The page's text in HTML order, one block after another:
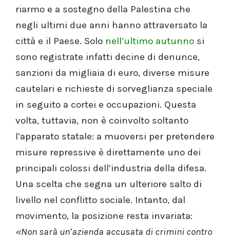
riarmo e a sostegno della Palestina che
negli ultimi due anni hanno attraversato la
città e il Paese. Solo nell’ultimo autunno si
sono registrate infatti decine di denunce,
sanzioni da migliaia di euro, diverse misure
cautelari e richieste di sorveglianza speciale
in seguito a cortei e occupazioni. Questa
volta, tuttavia, non è coinvolto soltanto
l’apparato statale: a muoversi per pretendere
misure repressive è direttamente uno dei
principali colossi dell’industria della difesa.
Una scelta che segna un ulteriore salto di
livello nel conflitto sociale. Intanto, dal
movimento, la posizione resta invariata:
«Non sarà un’azienda accusata di crimini contro